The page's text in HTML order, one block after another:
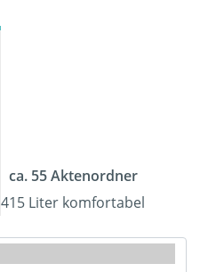
ca. 55 Aktenordner
415 Liter komfortabel